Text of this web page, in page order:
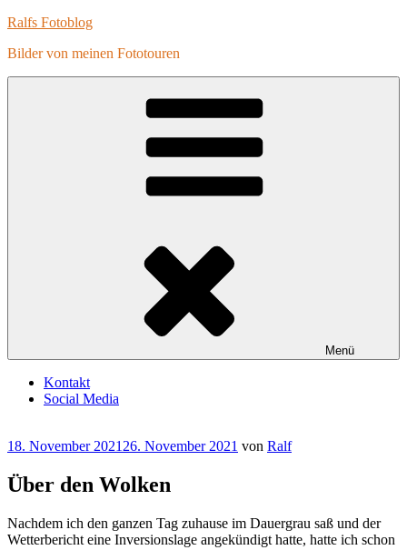
Zum
springen
Ralfs Fotoblog
Bilder von meinen Fototouren
Menü
Kontakt
Social Media
Veröffentlicht
18. November 2021 26. November 2021 von Ralf
Über den Wolken
Nachdem ich den ganzen Tag zuhause im Dauergrau saß und der
Wetterbericht eine Inversionslage angekündigt hatte, hatte ich schon